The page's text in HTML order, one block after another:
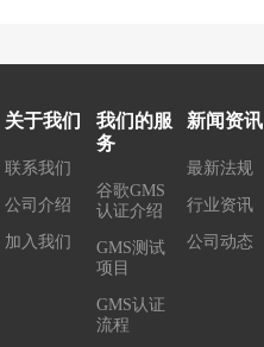
关于我们
联系我们
公司介绍
加入我们
我们的服
务
谷歌GMS
认证介绍
GMS测试
项目
GMS认证
流程
新闻资讯
最新法规
行业资讯
公司动态